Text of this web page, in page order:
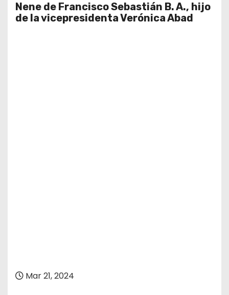
Nene de Francisco Sebastián B. A., hijo
de la vicepresidenta Verónica Abad
Mar 21, 2024